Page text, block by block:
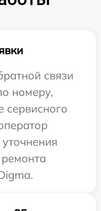
связи
номеру,
сервисного